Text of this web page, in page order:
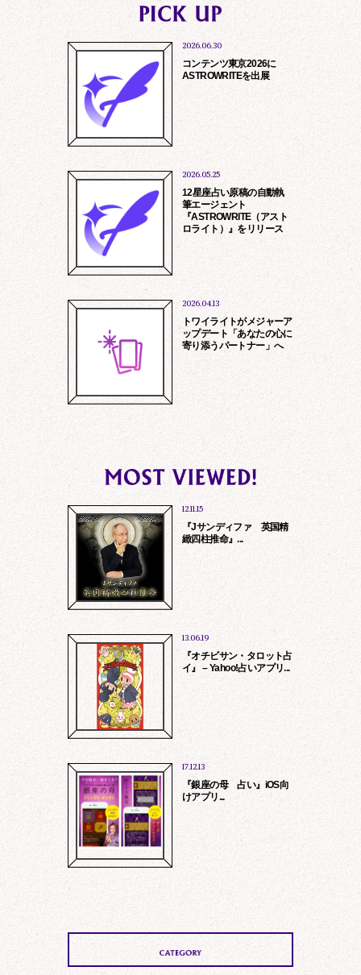
保護方針 特定商取引に基
当社及び第三者よりの商品、サービスの
ご案内、勧誘
他、各サービス個別に定める目的のため
法令に基づく場合、法的手続に基づき提
供を求められた場合
第三者の生命、身体、財産保護のため必
要である場合
2026.06.30
コンテンツ東京2026に
ASTROWRITEを出展
2026.05.25
12星座占い原稿の自動執
筆エージェント
『ASTROWRITE（アスト
ロライト）』をリリース
2026.04.13
トワイライトがメジャーア
ップデート「あなたの心に
寄り添うパートナー」へ
12.11.15
『Jサンディファ 英国精
緻四柱推命』...
13.06.19
『オチビサン・タロット占
イ』 – Yahoo!占いアプリ...
17.12.13
『銀座の母 占い』iOS向
けアプリ...